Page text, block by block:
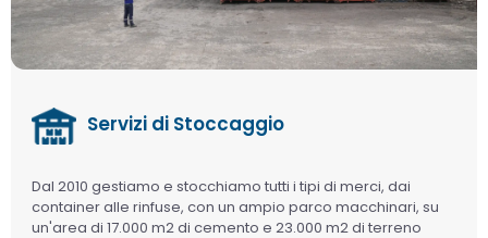
Servizi di Stoccaggio
Dal 2010 gestiamo e stocchiamo tutti i tipi di merci, dai
container alle rinfuse, con un ampio parco macchinari, su
un'area di 17.000 m2 di cemento e 23.000 m2 di terreno